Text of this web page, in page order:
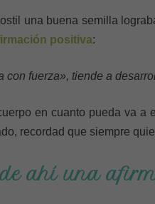
una buena semilla
positiva:
con fuerza», tiende a
en cuanto pueda va a
recordad que siempre
ahí una